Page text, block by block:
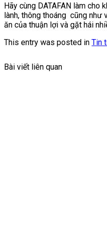
Hãy cùng DATAFAN làm cho
lành, thông thoáng cũng như
ăn của thuận lợi và gặt hái
This entry was posted in Tin
Bài viết liên quan